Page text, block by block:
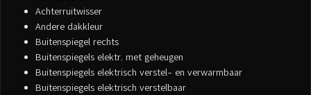
Achterruitwisser
Andere dakkleur
Buitenspiegel rechts
Buitenspiegels elektr. met geheugen
Buitenspiegels elektrisch verstel- en verwarmbaar
Buitenspiegels elektrisch verstelbaar